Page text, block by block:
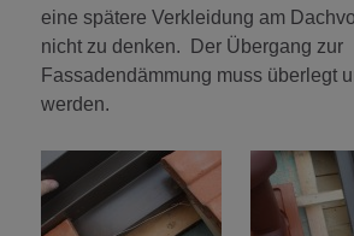
eine spätere Verkleidung am
nicht zu denken. Der Übergang zur
Fassadendämmung muss überlegt
werden.